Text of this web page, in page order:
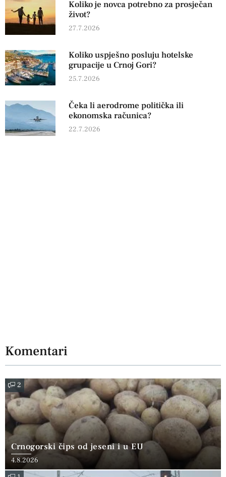
Koliko je novca potrebno za prosječan
život?
27.7.2026
Koliko uspješno posluju hotelske
grupacije u Crnoj Gori?
25.7.2026
Čeka li aerodrome politička ili
ekonomska računica?
22.7.2026
Komentari
2
Crnogorski čips od jeseni i u EU
4.8.2026